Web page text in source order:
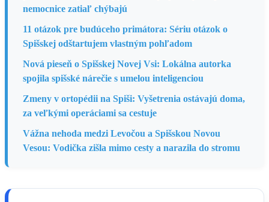
nemocnice zatiaľ chýbajú
11 otázok pre budúceho primátora: Sériu otázok o
Spišskej odštartujem vlastným pohľadom
Nová pieseň o Spišskej Novej Vsi: Lokálna autorka
spojila spišské nárečie s umelou inteligenciou
Zmeny v ortopédii na Spiši: Vyšetrenia ostávajú doma,
za veľkými operáciami sa cestuje
Vážna nehoda medzi Levočou a Spišskou Novou
Vesou: Vodička zišla mimo cesty a narazila do stromu